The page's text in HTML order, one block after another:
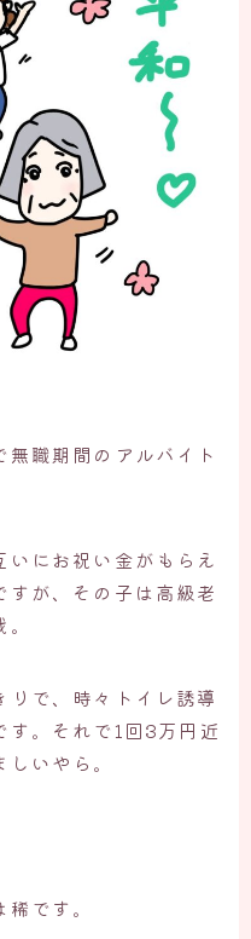
職期間のアルバイト
にお祝い金がもらえ
が、その子は高級老
で、時々トイレ誘導
す。それで1回3万円近
いやら。
です。